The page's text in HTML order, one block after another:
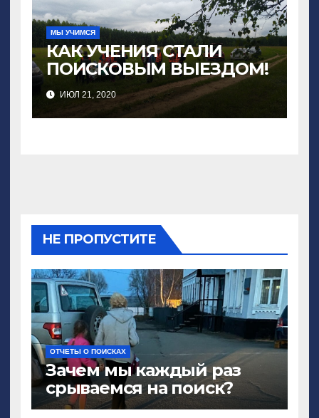
МЫ УЧИМСЯ
КАК УЧЕНИЯ СТАЛИ
ПОИСКОВЫМ ВЫЕЗДОМ!
ИЮЛ 21, 2020
НЕ ПРОПУСТИТЕ
ОТЧЕТЫ О ПОИСКАХ
Зачем мы каждый раз
срываемся на поиск?